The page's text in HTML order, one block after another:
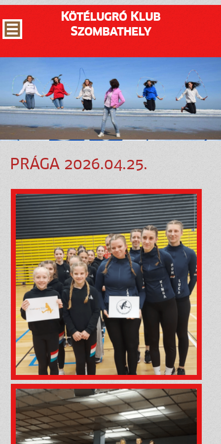
Kötélugró Klub
Szombathely
PRÁGA 2026.04.25.